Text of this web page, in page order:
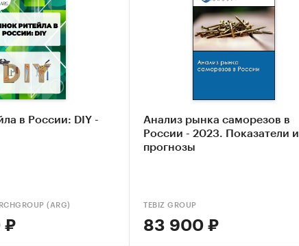
в России: DIY -
(ARG)
₽
Анализ рынка саморезов в
России - 2023. Показатели и
прогнозы
TEBIZ GROUP
83 900 ₽